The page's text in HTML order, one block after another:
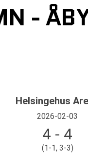
-
Helsingehus
2026-02-03
4 - 4
(1-1, 3-3)